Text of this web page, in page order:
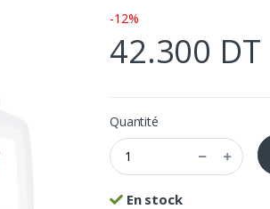
-12%
42.300 DT
Quantité
En stock